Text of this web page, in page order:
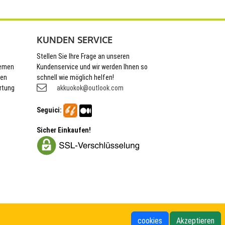
KUNDEN SERVICE
Stellen Sie Ihre Frage an unseren
Kundenservice und wir werden Ihnen so
schnell wie möglich helfen!
akkuokok@outlook.com
Seguici:
Sicher Einkaufen!
cookies Akzeptieren